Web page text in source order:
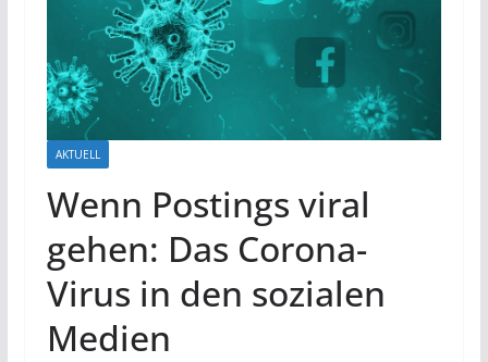
AKTUELL
Wenn Postings viral
gehen: Das Corona-
Virus in den sozialen
Medien